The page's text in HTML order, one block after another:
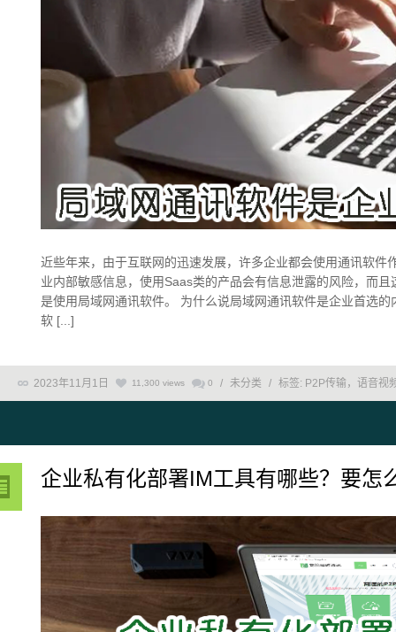
近些年来，由于互联网的迅速发展，许多企业都会使用通讯软
业内部敏感信息，使用Saas类的产品会有信息泄露的风险，而
是使用局域网通讯软件。 为什么说局域网通讯软件是企业首选
软 [...]
2023年11月1日 11,300 views 0 / 未分类 / 标签: P2P传输，语音视
企业私有化部署IM工具有哪些？要怎